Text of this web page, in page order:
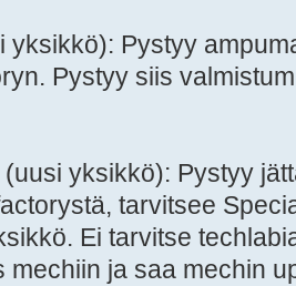
yksikkö): Pystyy
Pystyy siis
(uusi yksikkö): Pystyy
tarvitsee
Ei tarvitse
mechiin ja saa mechin